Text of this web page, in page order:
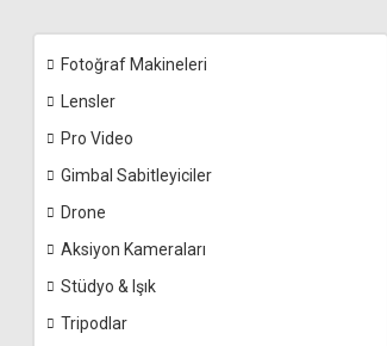
Fotoğraf Makineleri
Lensler
Pro Video
Gimbal Sabitleyiciler
Drone
Aksiyon Kameraları
Stüdyo & Işık
Tripodlar